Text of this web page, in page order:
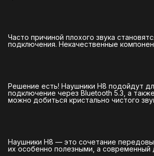
Часто причиной плохого звука
подключения. Некачественные
Решение есть! Наушники H8 подойдут
подключение через Bluetooth 5.3, а
можно добиться кристально чистого
Наушники H8 — это сочетание
их особенно полезными, а современный